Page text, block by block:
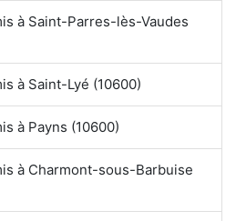
à Saint-Parres-lès-Vaudes
à Saint-Lyé (10600)
à Payns (10600)
à Charmont-sous-Barbuise